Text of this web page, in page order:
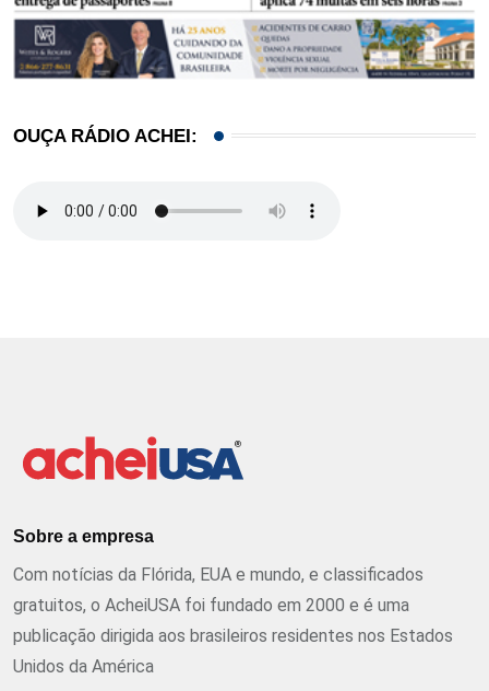
OUÇA RÁDIO ACHEI:
Sobre a empresa
Com notícias da Flórida, EUA e mundo, e classificados
gratuitos, o AcheiUSA foi fundado em 2000 e é uma
publicação dirigida aos brasileiros residentes nos Estados
Unidos da América